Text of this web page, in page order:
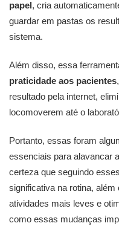
papel , cria
guardar em pastas os
sistema.
Além disso, essa
praticidade aos pacientes
resultado pela internet,
locomoverem até o
Portanto, essas foram
essenciais para alavancar
certeza que seguindo
significativa na rotina,
atividades mais leves e
como essas mudanças